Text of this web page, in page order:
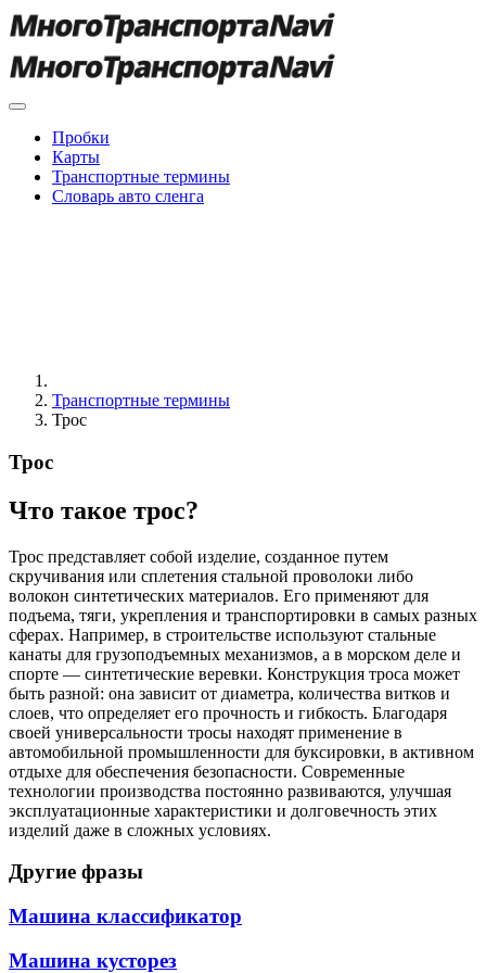
Пробки
Карты
Транспортные термины
Словарь авто сленга
Транспортные термины
Трос
Трос
Что такое трос?
Трос представляет собой изделие, созданное путем
скручивания или сплетения стальной проволоки либо
волокон синтетических материалов. Его применяют для
подъема, тяги, укрепления и транспортировки в самых разных
сферах. Например, в строительстве используют стальные
канаты для грузоподъемных механизмов, а в морском деле и
спорте — синтетические веревки. Конструкция троса может
быть разной: она зависит от диаметра, количества витков и
слоев, что определяет его прочность и гибкость. Благодаря
своей универсальности тросы находят применение в
автомобильной промышленности для буксировки, в активном
отдыхе для обеспечения безопасности. Современные
технологии производства постоянно развиваются, улучшая
эксплуатационные характеристики и долговечность этих
изделий даже в сложных условиях.
Другие фразы
Машина классификатор
Машина кусторез